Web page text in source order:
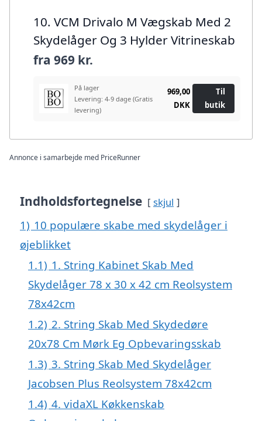
10. VCM Drivalo M Vægskab Med 2
Skydelåger Og 3 Hylder Vitrineskab
fra 969 kr.
På lager
Levering: 4-9 dage (Gratis
levering)
969,00
DKK
Til
butik
Annonce i samarbejde med PriceRunner
Indholdsfortegnelse skjul
1) 10 populære skabe med skydelåger i
øjeblikket
1.1) 1. String Kabinet Skab Med
Skydelåger 78 x 30 x 42 cm Reolsystem
78x42cm
1.2) 2. String Skab Med Skydedøre
20x78 Cm Mørk Eg Opbevaringsskab
1.3) 3. String Skab Med Skydelåger
Jacobsen Plus Reolsystem 78x42cm
1.4) 4. vidaXL Køkkenskab